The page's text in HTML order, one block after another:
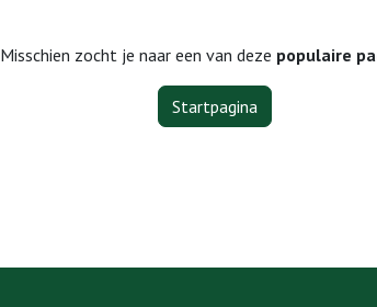
Misschien zocht je naar een van deze populaire
Startpagina